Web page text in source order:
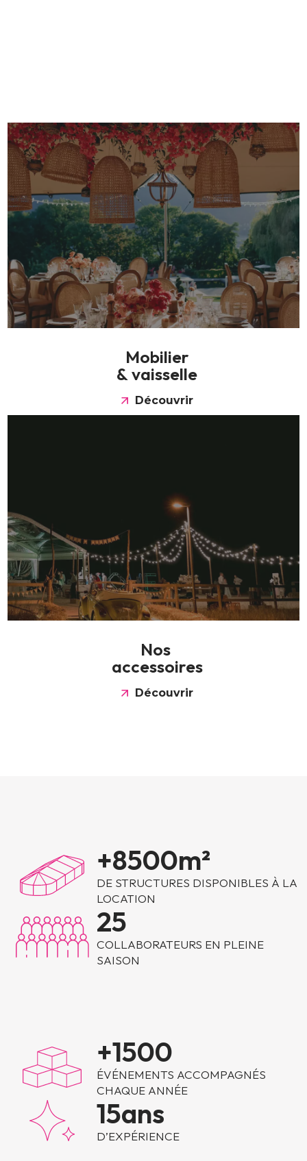
Mobilier
&vaisselle
Découvrir
Nos
accessoires
Découvrir
+8500m²
DE STRUCTURES DISPONIBLES À LA
LOCATION
25
COLLABORATEURS EN PLEINE
SAISON
+1500
ÉVÉNEMENTS ACCOMPAGNÉS
CHAQUE ANNÉE
15ans
D’EXPÉRIENCE